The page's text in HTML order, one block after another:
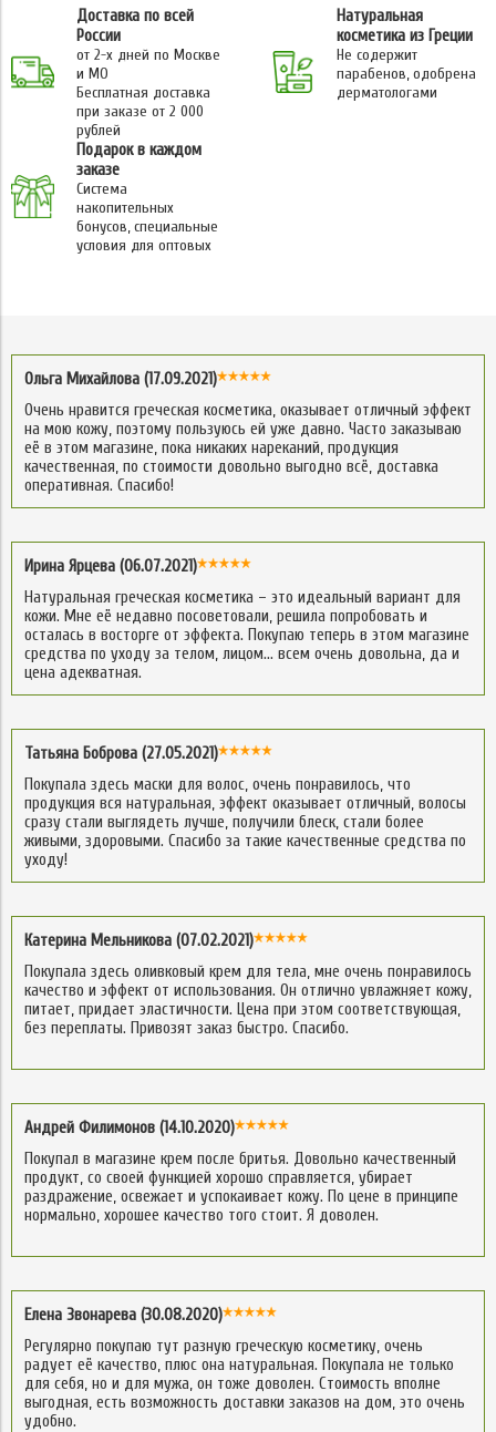
Доставка по всей
России
от 2-х дней по Москве
и МО
Бесплатная доставка
при заказе от 2 000
рублей
Натуральная
косметика из Греции
Не содержит
парабенов, одобрена
дерматологами
Подарок в каждом
заказе
Система
накопительных
бонусов, специальные
условия для оптовых
Ольга Михайлова (17.09.2021)
Очень нравится греческая косметика, оказывает отличный эффект
на мою кожу, поэтому пользуюсь ей уже давно. Часто заказываю
её в этом магазине, пока никаких нареканий, продукция
качественная, по стоимости довольно выгодно всё, доставка
оперативная. Спасибо!
Ирина Ярцева (06.07.2021)
Натуральная греческая косметика – это идеальный вариант для
кожи. Мне её недавно посоветовали, решила попробовать и
осталась в восторге от эффекта. Покупаю теперь в этом магазине
средства по уходу за телом, лицом… всем очень довольна, да и
цена адекватная.
Татьяна Боброва (27.05.2021)
Покупала здесь маски для волос, очень понравилось, что
продукция вся натуральная, эффект оказывает отличный, волосы
сразу стали выглядеть лучше, получили блеск, стали более
живыми, здоровыми. Спасибо за такие качественные средства по
уходу!
Катерина Мельникова (07.02.2021)
Покупала здесь оливковый крем для тела, мне очень понравилось
качество и эффект от использования. Он отлично увлажняет кожу,
питает, придает эластичности. Цена при этом соответствующая,
без переплаты. Привозят заказ быстро. Спасибо.
Андрей Филимонов (14.10.2020)
Покупал в магазине крем после бритья. Довольно качественный
продукт, со своей функцией хорошо справляется, убирает
раздражение, освежает и успокаивает кожу. По цене в принципе
нормально, хорошее качество того стоит. Я доволен.
Елена Звонарева (30.08.2020)
Регулярно покупаю тут разную греческую косметику, очень
радует её качество, плюс она натуральная. Покупала не только
для себя, но и для мужа, он тоже доволен. Стоимость вполне
выгодная, есть возможность доставки заказов на дом, это очень
удобно.